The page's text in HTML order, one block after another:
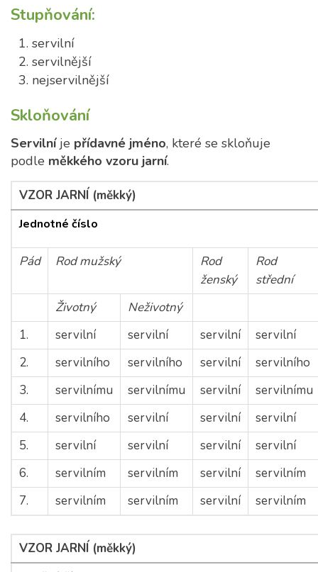
Stupňování:
servilní
servilnější
nejservilnější
Skloňování
Servilníje přídavné jméno, které se skloňuje
podle měkkého vzoru jarní.
VZOR JARNÍ (měkký)
Jednotné číslo
Pád Rod mužský
Rod
ženský
Rod
střední
Životný
Neživotný
1.
servilní servilní servilní
servilní
2.
servilního servilního servilní
servilního
3.
servilnímu servilnímu servilní
servilnímu
4.
servilního servilní servilní
servilní
5.
servilní servilní servilní
servilní
6.
servilním servilním servilní
servilním
7.
servilním servilním servilní servilním
VZOR JARNÍ (měkký)